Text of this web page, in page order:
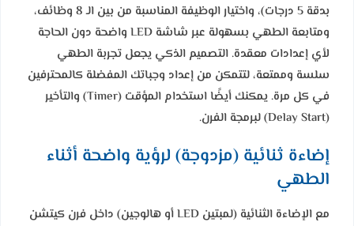
بدقة 5 درجات)، واختيار الوظيفة المناسبة من بين الـ 8 وظائف،
ومتابعة الطهي بسهولة عبر شاشة LED واضحة دون الحاجة
لأي إعدادات معقدة. التصميم الذكي يجعل تجربة الطهي
سلسة وممتعة، لتتمكن من إعداد وجباتك المفضلة كالمحترفين
في كل مرة. يمكنك أيضًا استخدام المؤقت (Timer) والتأخير
(Delay Start) لبرمجة الفرن.
إضاءة ثنائية (مزدوجة) لرؤية واضحة أثناء
الطهي
مع الإضاءة الثنائية (لمبتين LED أو هالوجين) داخل فرن كيتشن